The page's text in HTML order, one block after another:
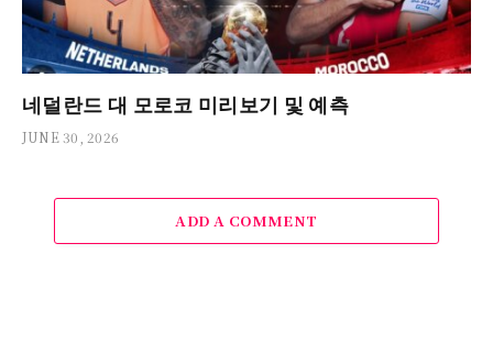
네덜란드 대 모로코 미리보기 및 예측
JUNE 30, 2026
ADD A COMMENT